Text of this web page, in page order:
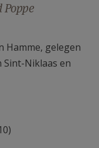
Poppe
Hamme, gelegen
Sint-Niklaas en